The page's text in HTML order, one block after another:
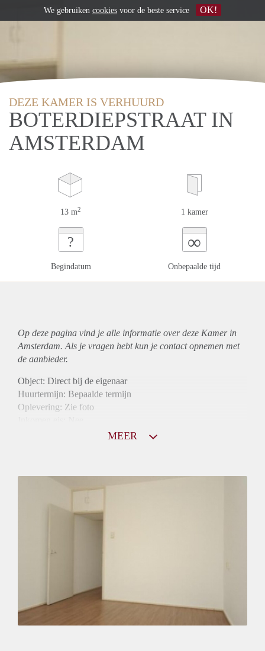
DEZE KAMER IS VERHUURD
BOTERDIEPSTRAAT IN
AMSTERDAM
13 m2 1 kamer
?
Begindatum
∞
Onbepaalde tijd
Op deze pagina vind je alle informatie over deze Kamer in
Amsterdam. Als je vragen hebt kun je contact opnemen met
de aanbieder.
Object: Direct bij de eigenaar
Huurtermijn: Bepaalde termijn
Oplevering: Zie foto
Huisgenoten: Ja
MEER
We gebruiken cookies voor de beste service OK!